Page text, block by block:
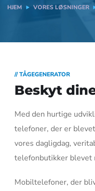
HJEM VORES LØSNINGER
// TÅGEGENERATOR
Beskyt
Med den hurtige
telefoner, der er
vores dagligdag,
telefonbutikker blevet
Mobiltelefoner, der